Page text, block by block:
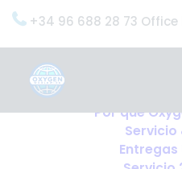
+34 96 688 28 73 Office
OxygenWorldwide
Por qué
Servicio